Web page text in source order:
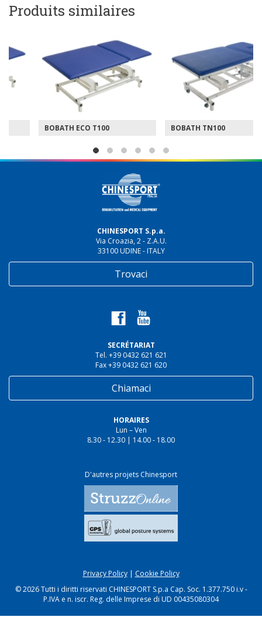
Produits similaires
BOBATH ECO T100 BOBATH TN100
CHINESPORT S.p.a.
Via Croazia, 2 - Z.A.U.
33100 UDINE - ITALY
Trovaci
SECRÉTARIAT
Tel. +39 0432 621 621
Fax +39 0432 621 620
Chiamaci
HORAIRES
Lun – Ven
8.30 - 12.30 | 14.00 - 18.00
D'autres projets Chinesport
Privacy Policy| Cookie Policy
© 2026 Tutti i diritti riservati CHINESPORT S.p.a Cap. Soc. 1.377.750 i.v -
P.IVA e n. iscr. Reg. delle Imprese di UD 00435080304